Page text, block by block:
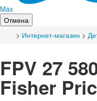
Max
Отмена
> Интернет-магазин >
FPV 27
Fisher